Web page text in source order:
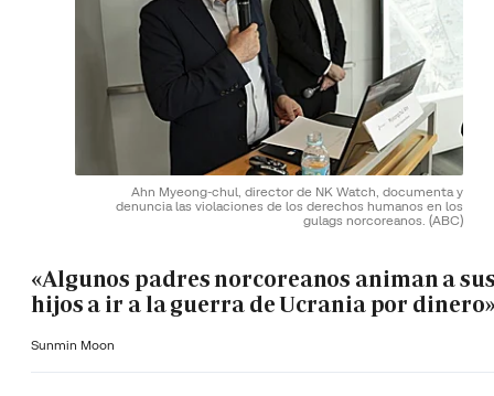
Ahn Myeong-chul, director de NK Watch, documenta y
denuncia las violaciones de los derechos humanos en los
gulags norcoreanos. (ABC)
«Algunos padres norcoreanos animan a
hijos a ir a la guerra de Ucrania por
Sunmin Moon